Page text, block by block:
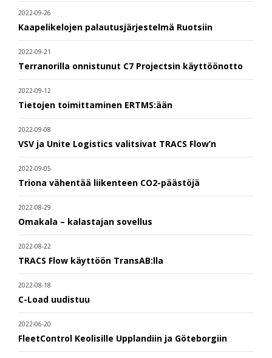
2022-09-26
Kaapelikelojen palautusjärjestelmä Ruotsiin
2022-09-21
Terranorilla onnistunut C7 Projectsin käyttöönotto
2022-09-12
Tietojen toimittaminen ERTMS:ään
2022-09-08
VSV ja Unite Logistics valitsivat TRACS Flow’n
2022-09-05
Triona vähentää liikenteen CO2-päästöjä
2022-08-29
Omakala – kalastajan sovellus
2022-08-22
TRACS Flow käyttöön TransAB:lla
2022-08-18
C-Load uudistuu
2022-06-20
FleetControl Keolisille Upplandiin ja Göteborgiin